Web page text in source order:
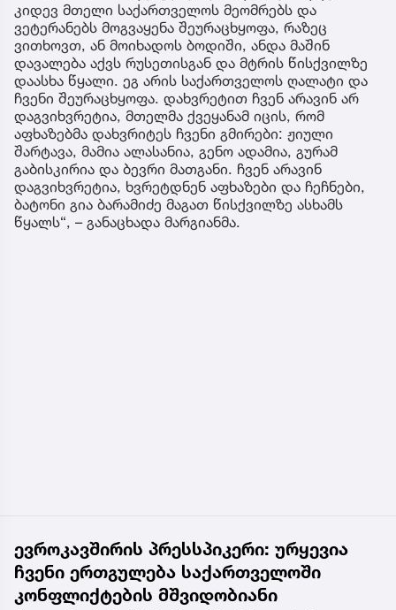
კიდევ მთელი საქართველოს მეომრებს და
ვეტერანებს მოგვაყენა შეურაცხყოფა, რაზეც
ვითხოვთ, ან მოიხადოს ბოდიში, ანდა მაშინ
დავალება აქვს რუსეთისგან და მტრის წისქვილზე
დაასხა წყალი. ეგ არის საქართველოს ღალატი და
ჩვენი შეურაცხყოფა. დახვრეტით ჩვენ არავინ არ
დაგვიხვრეტია, მთელმა ქვეყანამ იცის, რომ
აფხაზებმა დახვრიტეს ჩვენი გმირები: ჟიული
შარტავა, მამია ალასანია, გენო ადამია, გურამ
გაბისკირია და ბევრი მათგანი. ჩვენ არავინ
დაგვიხვრეტია, ხვრეტდნენ აფხაზები და ჩეჩნები,
ბატონი გია ბარამიძე მაგათ წისქვილზე ასხამს
წყალს“, – განაცხადა მარგიანმა.
ევროკავშირის პრესსპიკერი: ურყევია
ჩვენი ერთგულება საქართველოში
კონფლიქტების მშვიდობიანი